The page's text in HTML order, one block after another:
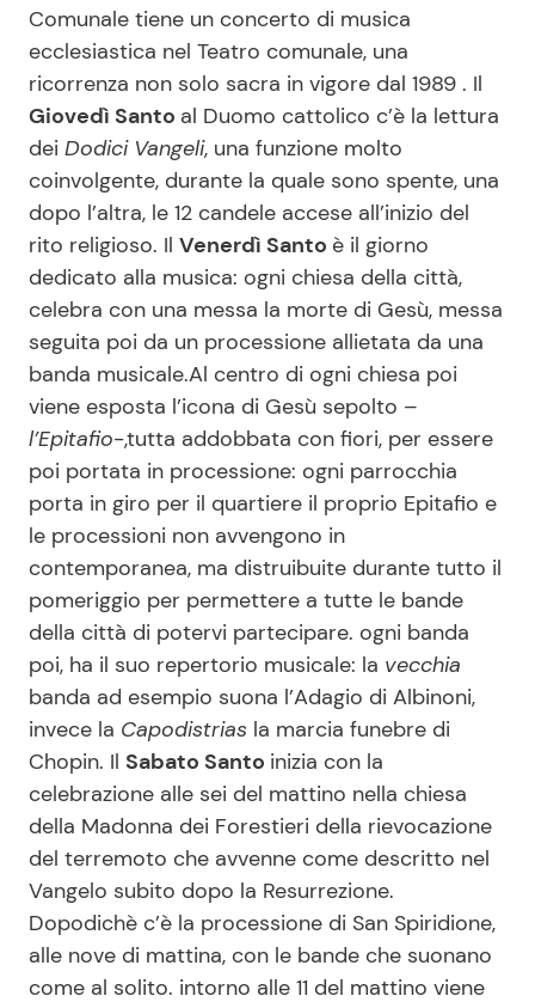
Comunale tiene un concerto di musica
ecclesiastica nel Teatro comunale, una
ricorrenza non solo sacra in vigore dal 1989 . Il
Giovedì Santo al Duomo cattolico c’è la lettura
dei Dodici Vangeli, una funzione molto
coinvolgente, durante la quale sono spente, una
dopo l’altra, le 12 candele accese all’inizio del
rito religioso. Il Venerdì Santo è il giorno
dedicato alla musica: ogni chiesa della città,
celebra con una messa la morte di Gesù, messa
seguita poi da un processione allietata da una
banda musicale.Al centro di ogni chiesa poi
viene esposta l’icona di Gesù sepolto –
l’Epitafio-,tutta addobbata con fiori, per essere
poi portata in processione: ogni parrocchia
porta in giro per il quartiere il proprio Epitafio e
le processioni non avvengono in
contemporanea, ma distruibuite durante tutto il
pomeriggio per permettere a tutte le bande
della città di potervi partecipare. ogni banda
poi, ha il suo repertorio musicale: la vecchia
banda ad esempio suona l’Adagio di Albinoni,
invece la Capodistrias la marcia funebre di
Chopin. Il Sabato Santo inizia con la
celebrazione alle sei del mattino nella chiesa
della Madonna dei Forestieri della rievocazione
del terremoto che avvenne come descritto nel
Vangelo subito dopo la Resurrezione.
Dopodichè c’è la processione di San Spiridione,
alle nove di mattina, con le bande che suonano
come al solito. intorno alle 11 del mattino viene